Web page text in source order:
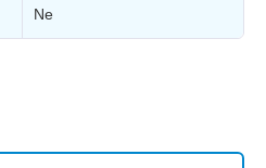
Ne